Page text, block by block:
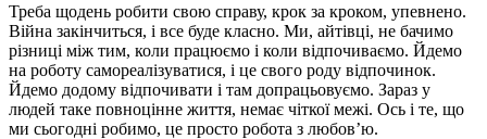
Треба щодень робити свою справу, крок за кроком, упевнено.
Війна закінчиться, і все буде класно. Ми, айтівці, не бачимо
різниці між тим, коли працюємо і коли відпочиваємо. Йдемо
на роботу самореалізуватися, і це свого роду відпочинок.
Йдемо додому відпочивати і там допрацьовуємо. Зараз у
людей таке повноцінне життя, немає чіткої межі. Ось і те, що
ми сьогодні робимо, це просто робота з любов’ю.